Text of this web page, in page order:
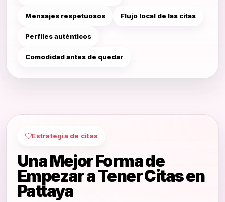
Mensajes respetuosos Flujo local de las citas
Perfiles auténticos
Comodidad antes de quedar
Estrategia de citas
Una Mejor Forma de
Empezar a Tener Citas en
Pattaya